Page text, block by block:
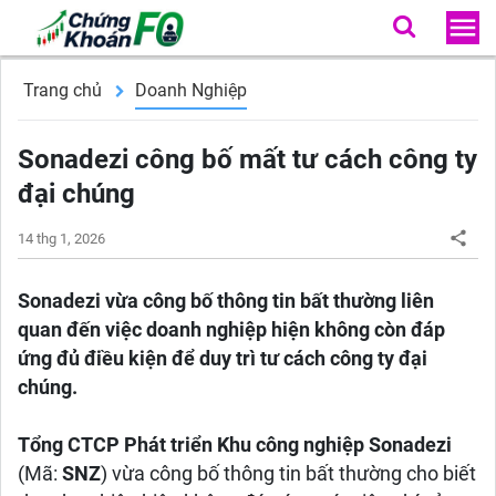
Trang chủ Doanh Nghiệp
Sonadezi công bố mất tư cách công ty
đại chúng
14 thg 1, 2026
Sonadezi vừa công bố thông tin bất thường liên
quan đến việc doanh nghiệp hiện không còn đáp
ứng đủ điều kiện để duy trì tư cách công ty đại
chúng.
Tổng CTCP Phát triển Khu công nghiệp Sonadezi
(Mã: SNZ) vừa công bố thông tin bất thường cho biết